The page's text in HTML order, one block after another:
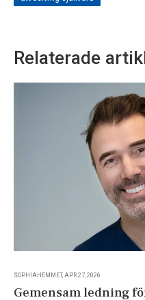
Relaterade
SOPHIAHEMMET, APR 27, 2026
Gemensam ledning